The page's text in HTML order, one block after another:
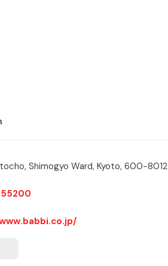
Shimogyo Ward, Kyoto, 600-8012